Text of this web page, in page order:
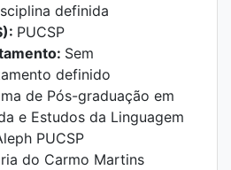
definida
PUCSP
Sem
definido
de Pós-graduação em
e Estudos da Linguagem
PUCSP
do Carmo Martins